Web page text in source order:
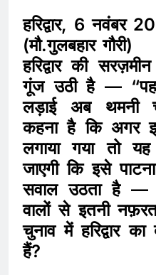
हरिद्वार, 6 नवंबर
(मौ.गुलबहार गौरी)
हरिद्वार की
गूंज उठी है —
लड़ाई अब थमनी
कहना है कि अगर
लगाया गया तो
जाएगी कि इसे
सवाल उठता है —
वालों से इतनी
चुनाव में हरिद्वार
हैं?